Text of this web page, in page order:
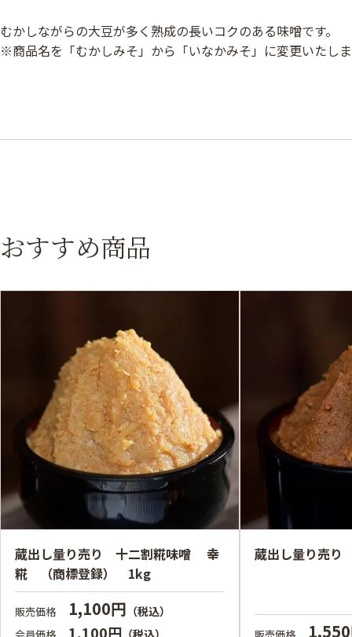
むかしながらの大豆が多く熟成の長いコクのある味噌です。
※商品名を「むかしみそ」から「いなかみそ」に変更いたし
おすすめ商品
蔵出し量り売り 十二割糀味噌 幸
糀 （商標登録） 1kg
販売価格 1,100円 （税込）
1,100円 （税込）
蔵出し量り売